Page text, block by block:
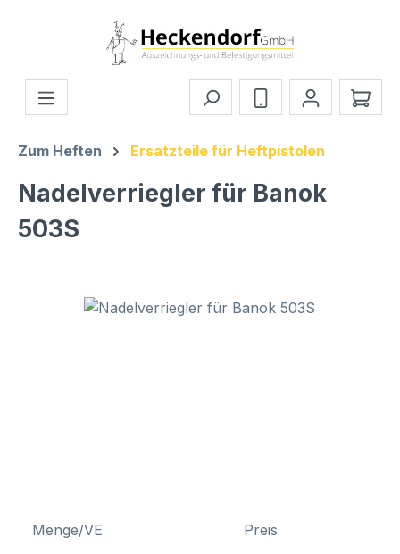
Zum Hauptinhalt springen
Zum Heften Ersatzteile für Heftpistolen
Nadelverriegler für Banok
503S
Bildergalerie überspringen
Menge/VE Preis